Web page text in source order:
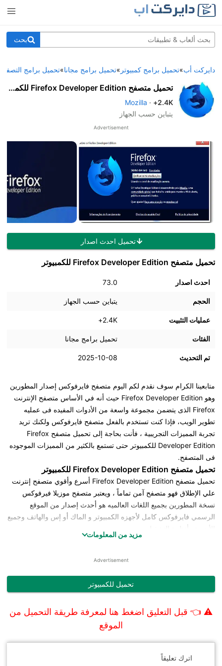
بحث
دايركت أب»تحميل برامج كمبيوتر »تحميل برامج مجانا»تحميل برامج التصفح
تحميل متصفح Firefox Developer Edition للكمبيوتر
2.4K+
·
Mozilla
يتباين حسب الجهاز
Advertisement
تحميل احدث اصدار
تحميل متصفح Firefox Developer Edition للكمبيوتر
احدث اصدار 73.0
الحجم يتباين حسب الجهاز
عمليات التثبيت 2.4K+
الفئات تحميل برامج مجانا
تم التحديث 2025-10-08
متابعينا الكرام سوف نقدم لكم اليوم متصفح فايرفوكس إصدار المطورين
وهو Firefox Developer Edition حيث أنه في الأساس متصفح الإنترنت
Firefox الذى يتضمن مجموعة واسعة من الأدوات المفيده فى عمليه
تطوير الويب، فإذا كنت تستخدم بالفعل متصفح فايرفوكس ولكنك تريد
تجربة المميزات التجريبية ، فأنت بحاجة إلى تحميل متصفح Firefox
Developer Edition للكمبيوتر حتى تستمع بالكثير من المميزات الموجوده
فى المتصفح.
تحميل متصفح Firefox Developer Edition للكمبيوتر
تحميل متصفح Firefox Developer Edition أسرع وأقوي متصفح إنترنت
علي الإطلاق فهو متصفح آمن تماماً ، ويعتبر متصفح موزيلا فيرفوكس
نسخة المطورين بجميع اللغات العالميه هو أحدث إصدار من الموقع
الرسمي فايرفوكس كامل لأجهزه الكمبيوتر و الماك أو إس والهاتف وجميع
ليست موجودة في الفايرفوكس المشهور الذي نعرفه ونستخدمه علي
الكمبيوتر في عمليه تصفح الإنترنت كما يعتبر أفضل وأسرع متصفح إنترنت
آمن علي الإطلاق لما يحتويه من وظائف تساعد المستخدمين فى عمليه
تحميل المتصفح من خلال رابط مباشر على موقع دايركت اب .
تعمل على تحسين تجربة التصفح الخاصة بالمطور على شبكه الويب
مزيد من المعلومات
Advertisement
تحميل للكمبيوتر
⚠ 👈 قبل التعليق اضغط هنا لمعرفة طريقة التحميل من
الموقع
اترك تعليقاً